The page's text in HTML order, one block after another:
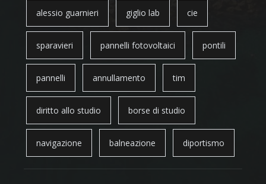
alessio guarnieri giglio lab cie
sparavieri pannelli fotovoltaici pontili
pannelli annullamento tim
diritto allo studio borse di studio
navigazione balneazione diportismo